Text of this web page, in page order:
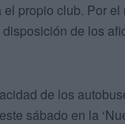
propio club. Por el
de los
de los
sábado en la